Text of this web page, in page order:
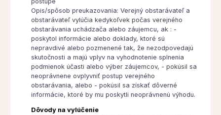
Opis/spôsob preukazovania: Verejný obstarávateľ a
obstarávateľ vylúčia kedykoľvek počas verejného
obstarávania uchádzača alebo záujemcu, ak : -
poskytol informácie alebo doklady, ktoré sú
nepravdivé alebo pozmenené tak, že nezodpovedajú
skutočnosti a majú vplyv na vyhodnotenie splnenia
podmienok účasti alebo výber záujemcov, - pokúsil sa
neoprávnene ovplyvniť postup verejného
obstarávania, alebo - pokúsil sa získať dôverné
informácie, ktoré by mu poskytli neoprávnenú výhodu.
Dôvody na vylúčenie